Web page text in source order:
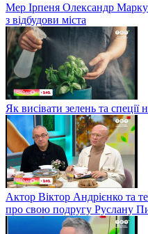
Мер Ірпеня Олександр
з відбудови міста
Як висівати зелень та спеції
Актор Віктор Андрієнко та
про свою подругу Руслану